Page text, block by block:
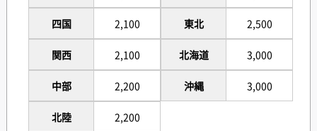
四国
関西
中部
北陸
2,100
2,100
2,200
2,200
東北
北海道
沖縄
2,500
3,000
3,000